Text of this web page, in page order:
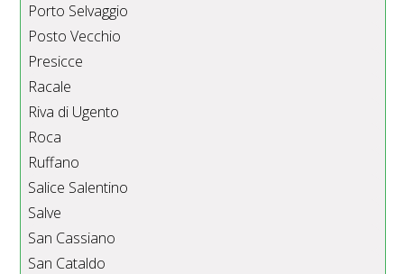
Porto Selvaggio
Posto Vecchio
Presicce
Racale
Riva di Ugento
Roca
Ruffano
Salice Salentino
Salve
San Cassiano
San Cataldo